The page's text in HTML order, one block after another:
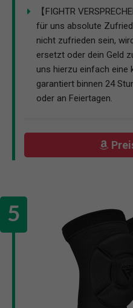
【FIGHTR
für uns absolute
nicht zufrieden sein,
ersetzt oder dein Geld
uns hierzu einfach eine
garantiert binnen 24
oder an Feiertagen.